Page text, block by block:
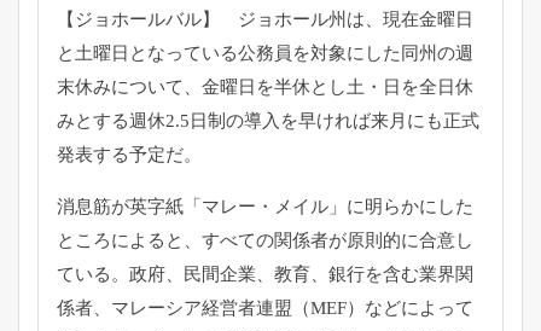
【ジョホールバル】 ジョホール州は、 現在金曜日
と土曜日となっている公務員を対象にした同州の週
末休みについて、金曜日を半休とし土・日を全日休
みとする週休2.5日制の導入を早ければ来月にも正式
発表する予定だ。
消息筋が英字紙「マレー・メイル」 に明らかにした
ところによると、 すべての関係者が原則的に合意し
ている。政府、民間企業、教育、 銀行を含む業界関
係者、マレーシア経営者連盟（MEF） などによって